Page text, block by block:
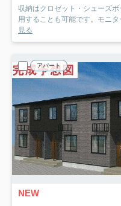
収納はクロゼット・シューズ
用することも可能です。モニ
見る
アパート
NEW